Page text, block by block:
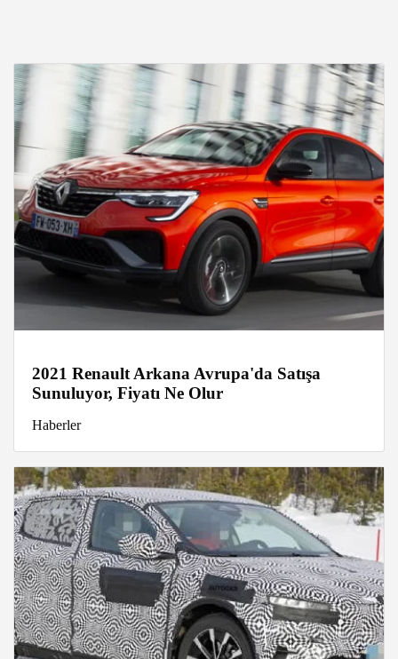
2021 Renault Arkana Avrupa'da Satışa
Sunuluyor, Fiyatı Ne Olur
Haberler